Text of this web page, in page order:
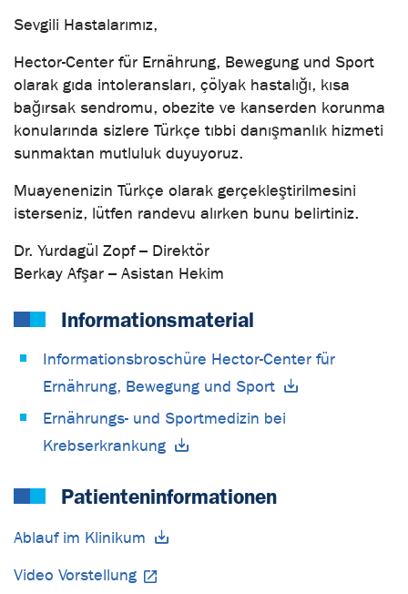
Sevgili Hastalarımız,
Hector-Center für Ernährung, Bewegung und Sport
olarak gıda intoleransları, çölyak hastalığı, kısa
bağırsak sendromu, obezite ve kanserden korunma
konularında sizlere Türkçe tıbbi danışmanlık hizmeti
sunmaktan mutluluk duyuyoruz.
Muayenenizin Türkçe olarak gerçekleştirilmesini
isterseniz, lütfen randevu alırken bunu belirtiniz.
Dr. Yurdagül Zopf – Direktör
Berkay Afşar – Asistan Hekim
Informationsmaterial
Informationsbroschüre Hector-Center für
Ernährung, Bewegung und Sport
Ernährungs- und Sportmedizin bei
Krebserkrankung
Patienteninformationen
Ablauf im Klinikum
Video Vorstellung